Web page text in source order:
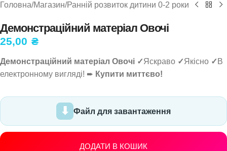
Головна/Магазин/Ранній розвиток дитини 0-2 роки
Демонстраційний матеріал Овочі
25,00 ₴
Демонстраційний матеріал Овочі ✓Яскраво ✓Якісно ✓ В
електронному вигляді! ➨ Купити миттєво!
Файл для завантаження
ДОДАТИ В КОШИК